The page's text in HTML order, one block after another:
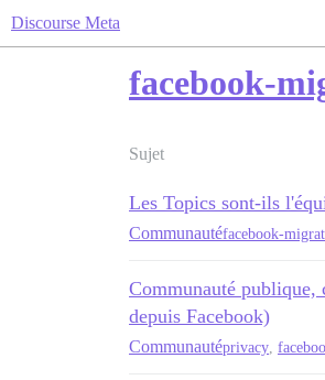
Discourse Meta
facebook-
Sujet
Les Topics sont-ils
Communautéfacebook-
Communauté publique,
depuis Facebook)
Communautéprivacy